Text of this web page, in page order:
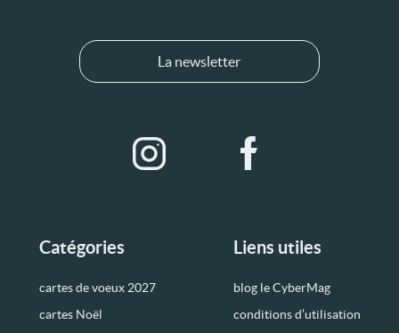
Catégories
cartes de voeux 2027
cartes Noël
Liens utiles
blog le CyberMag
conditions d’utilisation
La newsletter